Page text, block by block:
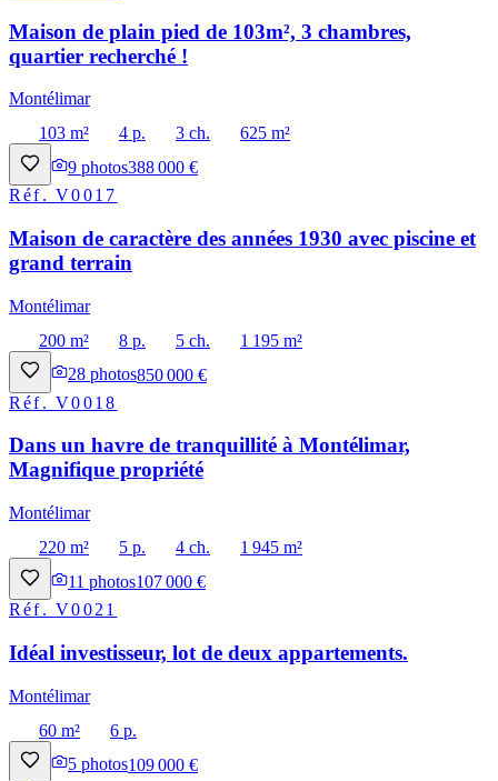
Maison de plain pied de 103m², 3 chambres,
quartier recherché !
Montélimar
103 m²
4 p. 3 ch.
625 m²
9 photos388 000 €
Réf.V0017
Maison de caractère des années 1930 avec piscine et
grand terrain
Montélimar
200 m²
8 p. 5 ch.
1 195 m²
28 photos850 000 €
Réf.V0018
Dans un havre de tranquillité à Montélimar,
Magnifique propriété
Montélimar
220 m²
5 p. 4 ch.
1 945 m²
11 photos107 000 €
Réf.V0021
Idéal investisseur, lot de deux appartements.
Montélimar
60 m²
6 p.
5 photos109 000 €